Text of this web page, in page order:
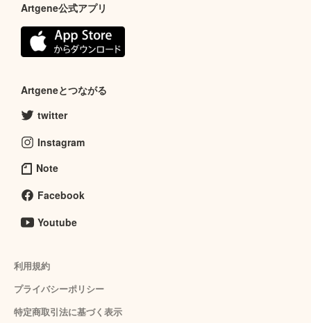
Artgene公式アプリ
Artgeneとつながる
twitter
Instagram
Note
Facebook
Youtube
利用規約
プライバシーポリシー
特定商取引法に基づく表示